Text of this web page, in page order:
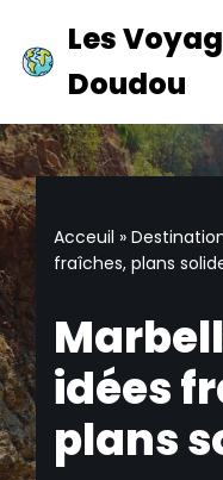
Aller
contenu
Les
Doudou
Acceuil »
fraîches, plans
idées
plans